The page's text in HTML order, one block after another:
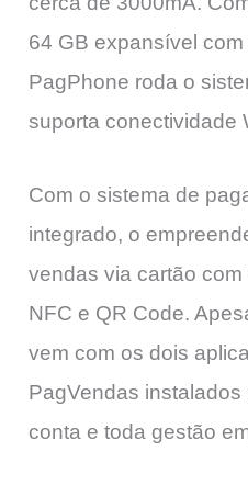
64 GB expansível
PagPhone roda o
suporta conectividade
Com o sistema de
integrado, o
vendas via cartão
NFC e QR Code.
vem com os dois
PagVendas
conta e toda gestão